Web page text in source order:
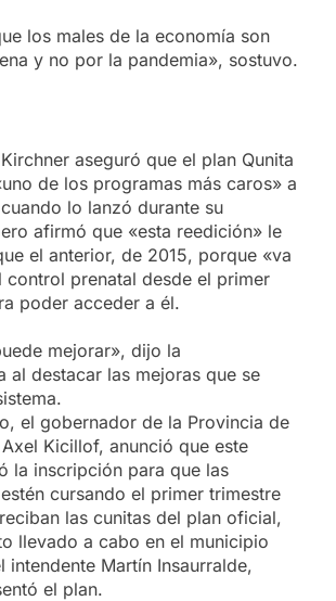
los males de la economía son
y no por la pandemia», sostuvo.
aseguró que el plan Qunita
de los programas más caros» a
lo lanzó durante su
afirmó que «esta reedición» le
el anterior, de 2015, porque «va
control prenatal desde el primer
poder acceder a él.
mejorar», dijo la
al destacar las mejoras que se
el gobernador de la Provincia de
Kicillof, anunció que este
la inscripción para que las
cursando el primer trimestre
las cunitas del plan oficial,
llevado a cabo en el municipio
intendente Martín Insaurralde,
el plan.